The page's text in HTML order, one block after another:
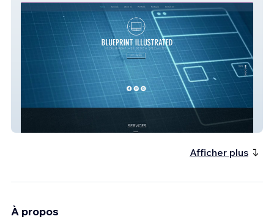
Afficher plus
À propos